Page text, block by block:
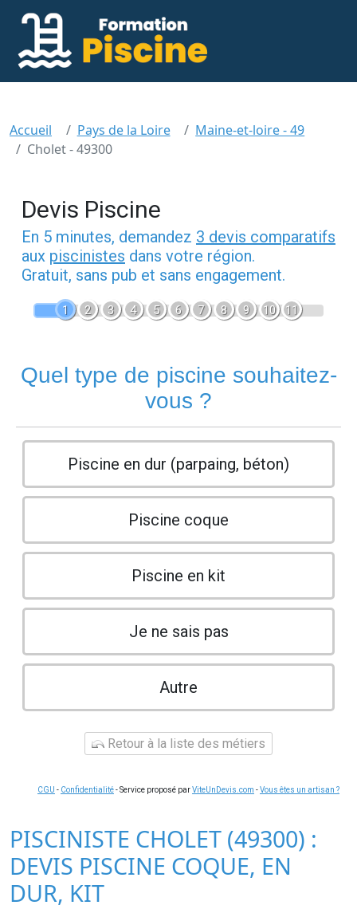
Accueil Pays de la Loire
Maine-et-loire - 49
Cholet - 49300
Devis Piscine
En 5 minutes, demandez 3 devis comparatifs
aux piscinistes dans votre région.
Gratuit, sans pub et sans engagement.
1 2 3 4 5 6 7 8 9 10 11
Quel type de piscine souhaitez-
vous ?
Piscine en dur (parpaing, béton)
Piscine coque
Piscine en kit
Je ne sais pas
Autre
Retour à la liste des métiers
CGU - Confidentialité- Service proposé parViteUnDevis.com -Vous êtes un artisan ?
PISCINISTE CHOLET (49300) :
DEVIS PISCINE COQUE, EN
DUR, KIT